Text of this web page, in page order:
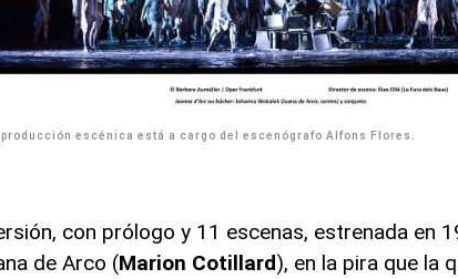
producción escénica está a cargo del escenógrafo Alfons Flores.
con prólogo y 11 escenas, estrenada en
de Arco (Marion Cotillard), en la pira que la